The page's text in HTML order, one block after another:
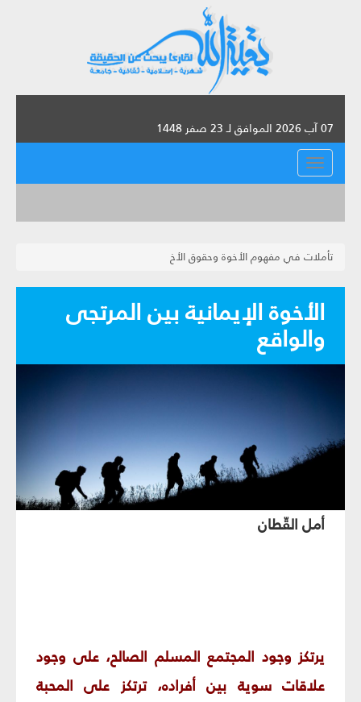
07 آب 2026 الموافق لـ 23 صفر 1448
القائمة
تأملات في مفهوم الأخوة وحقوق الأخ
الأخوة الإيمانية بين المرتجى
والواقع
أمل القّطان
يرتكز وجود المجتمع المسلم الصالح، على وجود
علاقات سوية بين أفراده، ترتكز على المحبة